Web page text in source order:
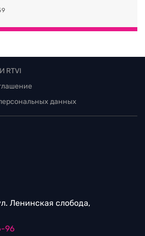
RTVI
данных
Ленинская слобода,
96